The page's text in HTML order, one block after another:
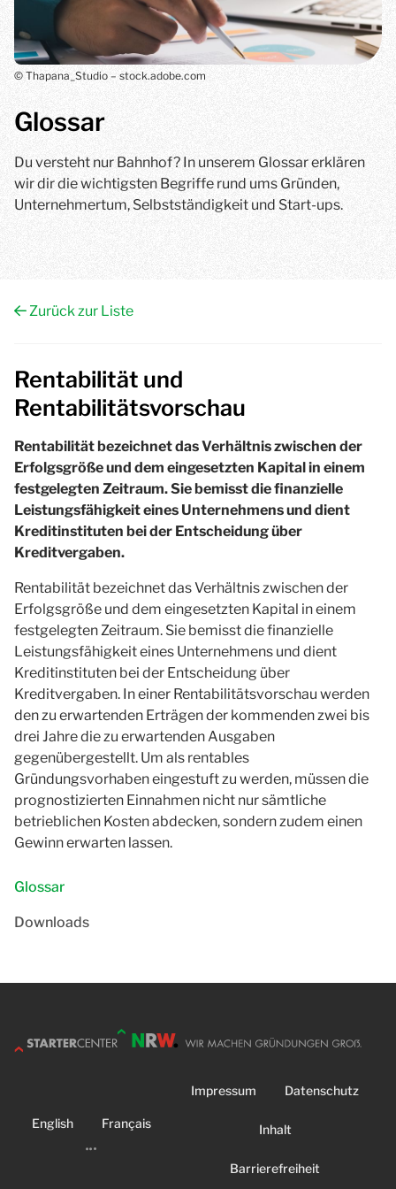
Glossar
Du versteht nur Bahnhof? In unserem Glossar erklären
wir dir die wichtigsten Begriffe rund ums Gründen,
Unternehmertum, Selbstständigkeit und Start-ups.
© Thapana_Studio – stock.adobe.com
Zurück zur Liste
Rentabilität und
Rentabilitätsvorschau
Rentabilität bezeichnet das Verhältnis zwischen der
Erfolgsgröße und dem eingesetzten Kapital in einem
festgelegten Zeitraum. Sie bemisst die finanzielle
Leistungsfähigkeit eines Unternehmens und dient
Kreditinstituten bei der Entscheidung über
Kreditvergaben.
Rentabilität bezeichnet das Verhältnis zwischen der
Erfolgsgröße und dem eingesetzten Kapital in einem
festgelegten Zeitraum. Sie bemisst die finanzielle
Leistungsfähigkeit eines Unternehmens und dient
Kreditinstituten bei der Entscheidung über
Kreditvergaben. In einer Rentabilitätsvorschau werden
den zu erwartenden Erträgen der kommenden zwei bis
drei Jahre die zu erwartenden Ausgaben
gegenübergestellt. Um als rentables
Gründungsvorhaben eingestuft zu werden, müssen die
prognostizierten Einnahmen nicht nur sämtliche
betrieblichen Kosten abdecken, sondern zudem einen
Gewinn erwarten lassen.
Glossar
Downloads
English Français
Impressum Datenschutz
Inhalt
Barrierefreiheit